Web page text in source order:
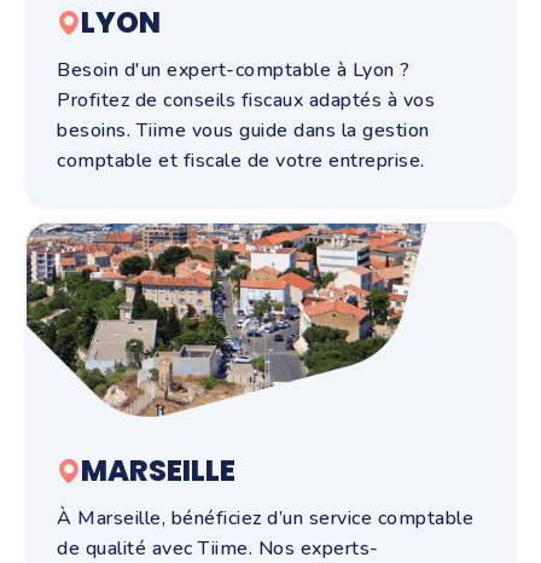
LYON
Besoin d'un expert-comptable à Lyon ?
Profitez de conseils fiscaux adaptés à vos
besoins. Tiime vous guide dans la gestion
comptable et fiscale de votre entreprise.
MARSEILLE
À Marseille, bénéficiez d’un service comptable
de qualité avec Tiime. Nos experts-